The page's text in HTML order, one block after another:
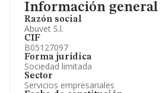
Información general
Razón social
Abuvet S.l.
CIF
B05127097
Forma jurídica
Sociedad limitada
Sector
Servicios empresariales